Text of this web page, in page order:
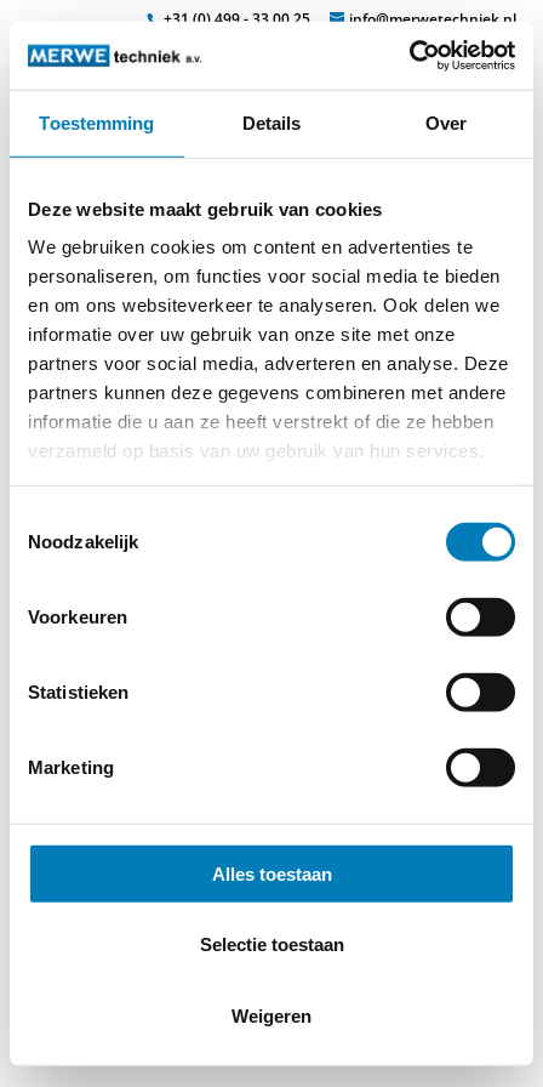
Toestemming Details Over
Deze website maakt gebruik van cookies
We gebruiken cookies om content en advertenties te
personaliseren, om functies voor social media te bieden
en om ons websiteverkeer te analyseren. Ook delen we
informatie over uw gebruik van onze site met onze
partners voor social media, adverteren en analyse. Deze
partners kunnen deze gegevens combineren met andere
informatie die u aan ze heeft verstrekt of die ze hebben
verzameld op basis van uw gebruik van hun services.
Noodzakelijk
Voorkeuren
Statistieken
Marketing
Alles toestaan
Selectie toestaan
Weigeren
+31 (0) 499 - 33 00 25 info@merwetechniek.nl
Veelzijdig in elektrotechnische producten
sensor-sys
© 2026 MERWEtechniek B.V. Disclaimer -Privacy Policy
Cookieverklaring
Verdere contact gegevens